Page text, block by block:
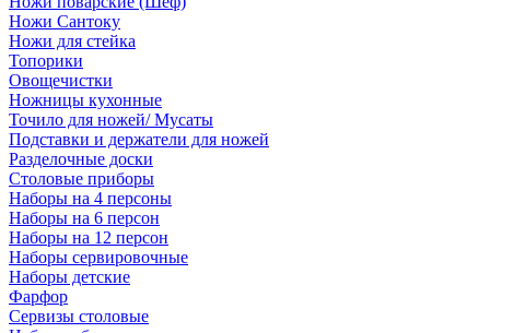
Ножи Сантоку
Ножи для стейка
Топорики
Овощечистки
Ножницы кухонные
Точило для ножей/ Мусаты
Подставки и держатели для ножей
Разделочные доски
Столовые приборы
Наборы на 4 персоны
Наборы на 6 персон
Наборы на 12 персон
Наборы сервировочные
Наборы детские
Фарфор
Сервизы столовые